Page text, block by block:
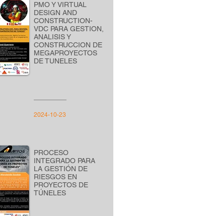
PMO Y VIRTUAL
DESIGN AND
CONSTRUCTION-
VDC PARA GESTION,
ANALISIS Y
CONSTRUCCION DE
MEGAPROYECTOS
DE TUNELES
2024-10-23
PROCESO
INTEGRADO PARA
LA GESTIÓN DE
RIESGOS EN
PROYECTOS DE
TÚNELES